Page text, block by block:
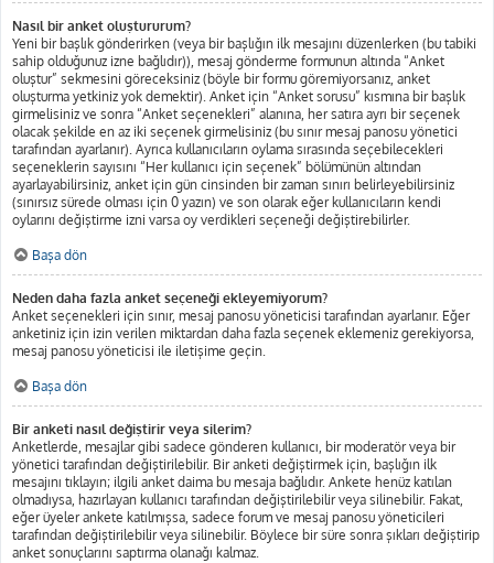
Nasıl bir anket oluştururum?
Yeni bir başlık gönderirken (veya bir başlığın ilk mesajını düzenlerken (bu tabiki
sahip olduğunuz izne bağlıdır)), mesaj gönderme formunun altında “Anket
oluştur” sekmesini göreceksiniz (böyle bir formu göremiyorsanız, anket
oluşturma yetkiniz yok demektir). Anket için “Anket sorusu” kısmına bir başlık
girmelisiniz ve sonra “Anket seçenekleri” alanına, her satıra ayrı bir seçenek
olacak şekilde en az iki seçenek girmelisiniz (bu sınır mesaj panosu yönetici
tarafından ayarlanır). Ayrıca kullanıcıların oylama sırasında seçebilecekleri
seçeneklerin sayısını “Her kullanıcı için seçenek” bölümünün altından
ayarlayabilirsiniz, anket için gün cinsinden bir zaman sınırı belirleyebilirsiniz
(sınırsız sürede olması için 0 yazın) ve son olarak eğer kullanıcıların kendi
oylarını değiştirme izni varsa oy verdikleri seçeneği değiştirebilirler.
Başa dön
Neden daha fazla anket seçeneği ekleyemiyorum?
Anket seçenekleri için sınır, mesaj panosu yöneticisi tarafından ayarlanır. Eğer
anketiniz için izin verilen miktardan daha fazla seçenek eklemeniz gerekiyorsa,
mesaj panosu yöneticisi ile iletişime geçin.
Başa dön
Bir anketi nasıl değiştirir veya silerim?
Anketlerde, mesajlar gibi sadece gönderen kullanıcı, bir moderatör veya bir
yönetici tarafından değiştirilebilir. Bir anketi değiştirmek için, başlığın ilk
mesajını tıklayın; ilgili anket daima bu mesaja bağlıdır. Ankete henüz katılan
olmadıysa, hazırlayan kullanıcı tarafından değiştirilebilir veya silinebilir. Fakat,
eğer üyeler ankete katılmışsa, sadece forum ve mesaj panosu yöneticileri
tarafından değiştirilebilir veya silinebilir. Böylece bir süre sonra şıkları değiştirip
anket sonuçlarını saptırma olanağı kalmaz.